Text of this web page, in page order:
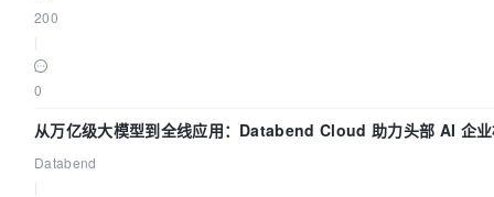
200
0
从万亿级大模型到全线应用：Databend Cloud 助力头部 AI 企
路 Trace 数据管道
Databend